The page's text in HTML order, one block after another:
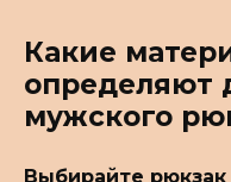
Какие
определяют
мужского
Выбирайте